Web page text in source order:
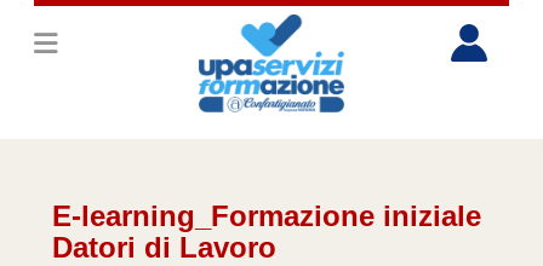
E-learning_Formazione iniziale
Datori di Lavoro